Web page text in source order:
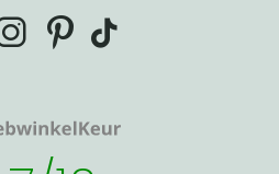
instagram
pinterest
tiktok